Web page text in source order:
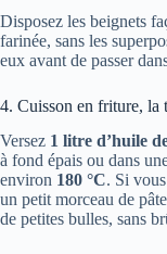
Disposez les beignets
farinée, sans les
eux avant de passer
4. Cuisson en friture, la
Versez 1 litre d’huile
à fond épais ou dans
environ 180 °C. Si
un petit morceau de
de petites bulles, sans